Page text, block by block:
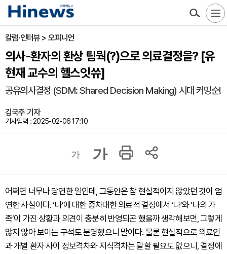
칼럼·인터뷰 > 오피니언
의사-환자의 환상 팀웍(?)으로 의료결정을? [유
현재 교수의 헬스잇쓔]
공유의사결정 (SDM: Shared Decision Making) 시대 커밍순!
김국주 기자
기사입력 : 2025-02-06 17:10
가 가
어쩌면 너무나 당연한 일인데, 그동안은 참 현실적이지 않았던 것이 엄
연한 사실이다. ‘나’에 대한 중차대한 의료적 결정에서 ‘나’와 ‘나의 가
족’이 가진 상황과 의견이 충분히 반영되곤 했을까 생각해보면, 그렇게
많지 않아 보이는 구석도 분명했으니 말이다. 물론 현실적으로 의료인
과 개별 환자 사이 정보격차와 지식격차는 말할 필요도 없으니, 결정에